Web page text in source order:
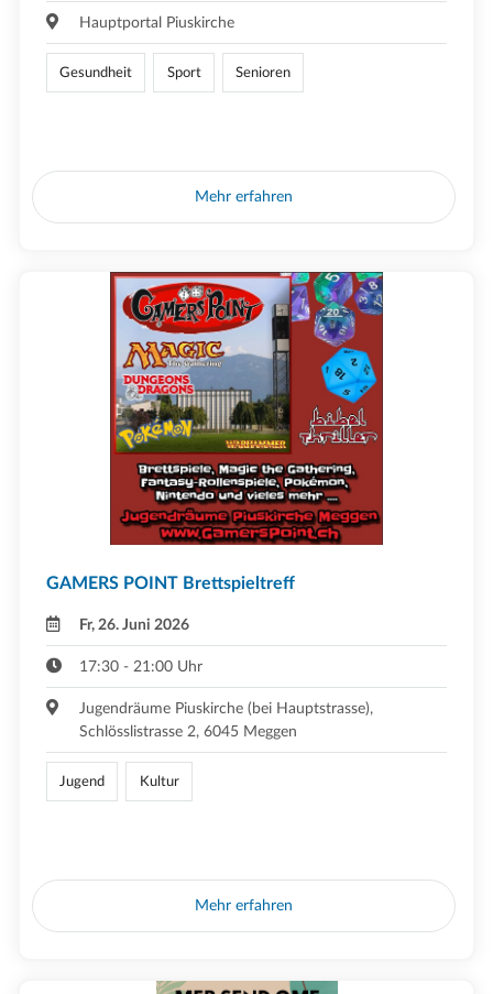
Hauptportal Piuskirche
Gesundheit Sport Senioren
Mehr erfahren
GAMERS POINT Brettspieltreff
Fr, 26. Juni 2026
17:30 - 21:00 Uhr
Jugendräume Piuskirche (bei Hauptstrasse),
Schlösslistrasse 2, 6045 Meggen
Jugend Kultur
Mehr erfahren